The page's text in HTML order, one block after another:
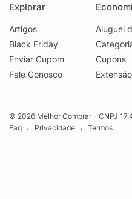
Explorar
Artigos
Black Friday
Enviar Cupom
Fale Conosco
Aluguel
Cupons
Extensão
© 2026 Melhor Comprar - CNPJ
Faq
• Privacidade • Termos